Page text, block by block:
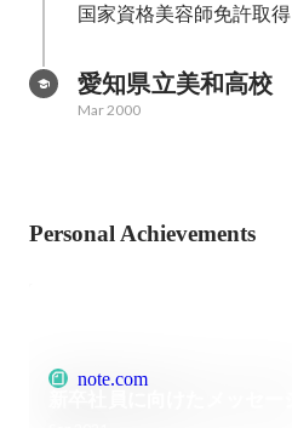
国家資格美容師免許取得
愛知県立美和高校
Mar 2000
Personal Achievements
note.com